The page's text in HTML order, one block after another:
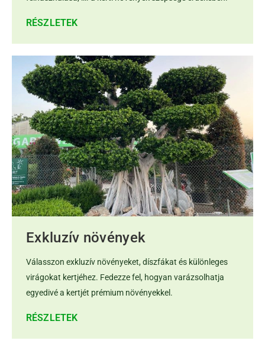
RÉSZLETEK
Exkluzív növények
Válasszon exkluzív növényeket, díszfákat és különleges
virágokat kertjéhez. Fedezze fel, hogyan varázsolhatja
egyedivé a kertjét prémium növényekkel.
RÉSZLETEK